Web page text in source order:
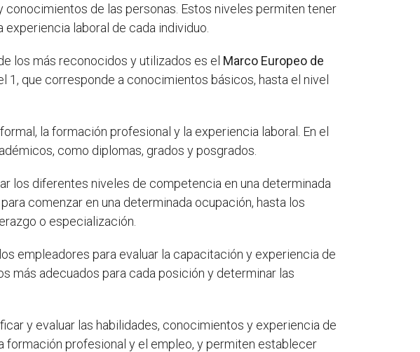
de las personas. Estos niveles permiten tener
laboral de cada individuo.
los más reconocidos y utilizados es el Marco Europeo de
1, que corresponde a conocimientos básicos, hasta el nivel
la formación profesional y la experiencia laboral. En el
como diplomas, grados y posgrados.
los diferentes niveles de competencia en una determinada
comenzar en una determinada ocupación, hasta los
o especialización.
empleadores para evaluar la capacitación y experiencia de
más adecuados para cada posición y determinar las
y evaluar las habilidades, conocimientos y experiencia de
formación profesional y el empleo, y permiten establecer